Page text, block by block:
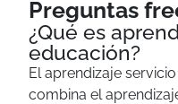
Preguntas
¿Qué es
educación?
El aprendizaje
combina el